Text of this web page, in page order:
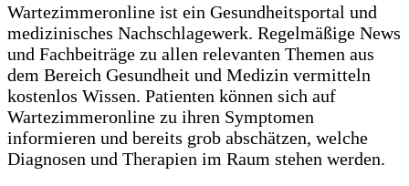
Wartezimmeronline ist ein Gesundheitsportal und
medizinisches Nachschlagewerk. Regelmäßige News
und Fachbeiträge zu allen relevanten Themen aus
dem Bereich Gesundheit und Medizin vermitteln
kostenlos Wissen. Patienten können sich auf
Wartezimmeronline zu ihren Symptomen
informieren und bereits grob abschätzen, welche
Diagnosen und Therapien im Raum stehen werden.